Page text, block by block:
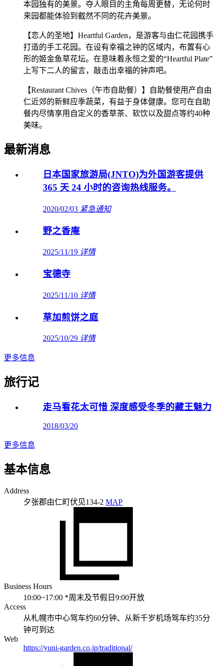
本园独有的美景。夺人眼目的主角每周更替，无论何时
来园都能体验到截然不同的花卉美景。
【恋人的圣地】Heartful Garden，是游客与由仁花园携手
打造的手工花园。在设有幸福之钟的区域内，布置有心
形的姬金鱼草花坛。在意味着永恒之爱的“Heartful Plate”
上写下二人的留言，敲击出幸福的钟声吧。
【Restaurant Chives（午市自助餐）】自助餐使用产自由
仁近郊的新鲜应季蔬菜，有益于身体健康。您可在自助
餐内尽情享用自定义的香草茶、软饮以及甜点等约40种
美味。
最新消息
日本国家旅游局(JNTO)为外国游客提供
365 天 24 小时的咨询热线服务。
2020/02/03 紧急通知
野之香庵
2025/11/19 详情
宝德寺
2025/11/10 详情
草加煎饼之庭
2025/10/29 详情
更多信息
旅行记
走马看花太可惜 深度感受冬季的藏王魅力
2018/03/20
更多信息
基本信息
Address
夕张郡由仁町伏见134-2 MAP
Business Hours
10:00~17:00 *周末及节假日9:00开放
Access
从札幌市中心驾车约60分钟、从新千岁机场驾车约35分
钟可到达
Web
https://yuni-garden.co.jp/traditional/